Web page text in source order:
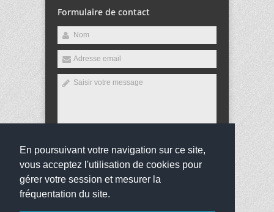
En poursuivant votre navigation sur ce site,
vous acceptez l'utilisation de cookies pour
gérer votre session et mesurer la
fréquentation du site.
Formulaire de contact
Envoyer